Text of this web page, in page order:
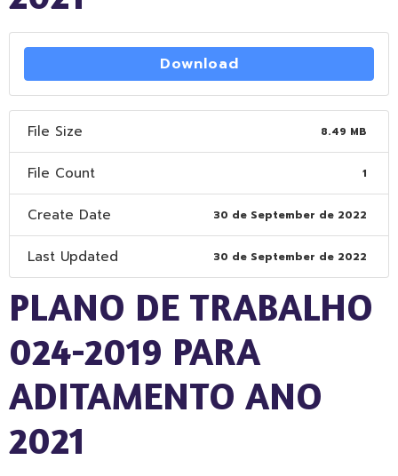
Download
File Size 8.49 MB
File Count 1
Create Date 30 de September de 2022
Last Updated 30 de September de 2022
PLANO DE TRABALHO
024-2019 PARA
ADITAMENTO ANO
2021